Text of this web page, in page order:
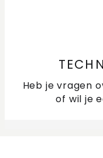
Heb je vragen
of wil je